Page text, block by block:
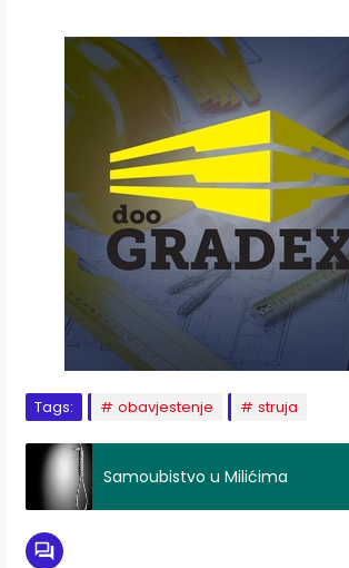
Tags: obavjestenje struja
Samoubistvo u Milićima